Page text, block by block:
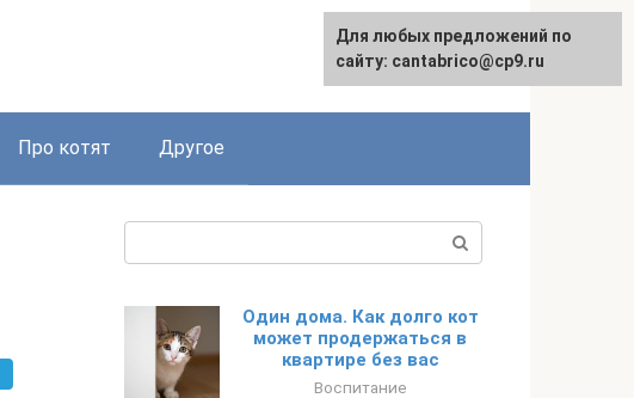
English
Про котят Другое
Один дома. Как долго кот
может продержаться в
квартире без вас
Воспитание
Для любых предложений по
сайту: cantabrico@cp9.ru